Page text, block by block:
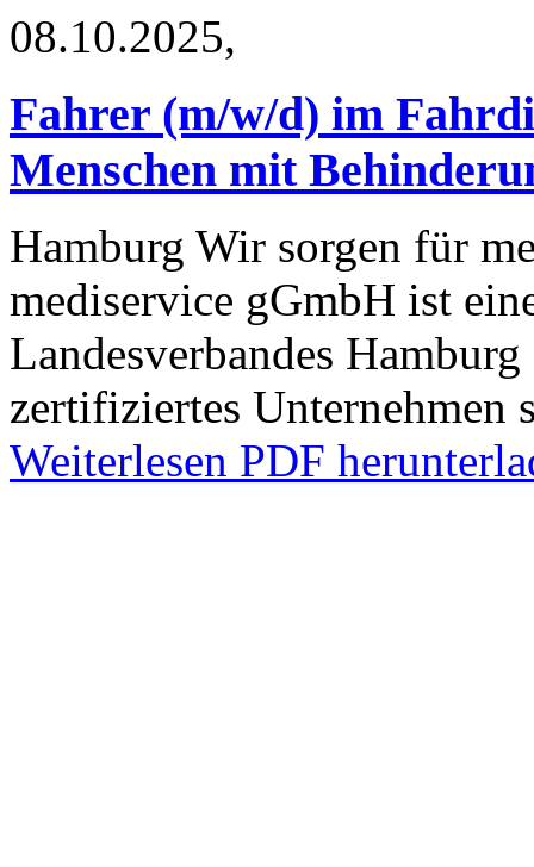
08.10.2025,
Fahrer (m/w/d) im
Menschen mit
Hamburg Wir sorgen für
mediservice gGmbH ist
Landesverbandes
zertifiziertes Unternehmen
Weiterlesen PDF